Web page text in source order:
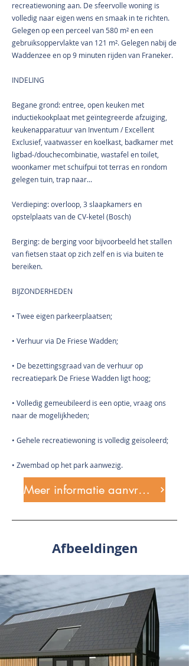
recreatiewoning aan. De sfeervolle woning is
volledig naar eigen wens en smaak in te richten.
Gelegen op een perceel van 580 m² en een
gebruiksoppervlakte van 121 m². Gelegen nabij de
Waddenzee en op 9 minuten rijden van Franeker.
INDELING
Begane grond: entree, open keuken met
inductiekookplaat met geïntegreerde afzuiging,
keukenapparatuur van Inventum / Excellent
Exclusief, vaatwasser en koelkast, badkamer met
ligbad-/douchecombinatie, wastafel en toilet,
woonkamer met schuifpui tot terras en rondom
gelegen tuin, trap naar...
Verdieping: overloop, 3 slaapkamers en
opstelplaats van de CV-ketel (Bosch)
Berging: de berging voor bijvoorbeeld het stallen
van fietsen staat op zich zelf en is via buiten te
bereiken.
BIJZONDERHEDEN
• Twee eigen parkeerplaatsen;
• Verhuur via De Friese Wadden;
• De bezettingsgraad van de verhuur op
recreatiepark De Friese Wadden ligt hoog;
• Volledig gemeubileerd is een optie, vraag ons
naar de mogelijkheden;
• Gehele recreatiewoning is volledig geïsoleerd;
• Zwembad op het park aanwezig.
Meer informatie aanvragen
Afbeeldingen